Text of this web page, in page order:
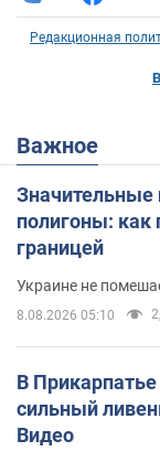
Редакционная
Важное
полигоны:
границей
Украине не
8.08.2026 05:10
В
сильный
Видео